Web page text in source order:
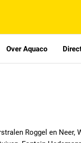
Over Aquaco
Roggel en Neer,